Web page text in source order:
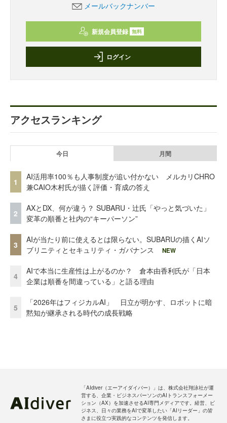
メールバックナンバー
新規会員登録 無料
ログイン
アクセスランキング
今日 月間
1
AI活用率100％も人事制度が追い付かない メルカリCHRO
兼CAIO木村氏が描く評価・育成の答え
2
AXとDX、何が違う？ SUBARU・辻氏「やっと気づいた」
変革の順番と社内の“キーパーソン”
3
AIが当たり前に使えるとは限らない。SUBARUの描くAIソ
ブリニティとセキュリティ・ガバナンス
NEW
4
AIで本当に生産性は上がるのか？ 倉本由香利氏が「日本
企業は順番を間違っている」と語る理由
5
「2026年はフィジカルAI」 日立が明かす、ロボットに暗
黙知が継承される時代の成長戦略
「AIdiver（エーアイダイバー）」は、株式会社翔泳社が運
営する、企業・ビジネスパーソンのAIトランスフォーメー
ション（AX）を加速させるAI専門メディアです。経営、ビ
ジネス、日々の業務をAIで変革したい「AIリーダー」の皆
さまに役立つ実践的なコンテンツを発信します。